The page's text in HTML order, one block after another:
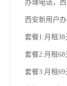
办理电话，
西安新用户
套餐1:月租38
套餐2:月租68
套餐3:月租69